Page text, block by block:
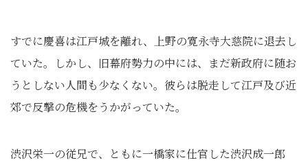
すでに慶喜は江戸城を離れ、上野の寛永寺大慈院に退去し
ていた。しかし、旧幕府勢力の中には、まだ新政府に随お
うとしない人間も少なくない。彼らは脱走して江戸及び近
郊で反撃の危機をうかがっていた。
渋沢栄一の従兄で、ともに一橋家に仕官した渋沢成一郎